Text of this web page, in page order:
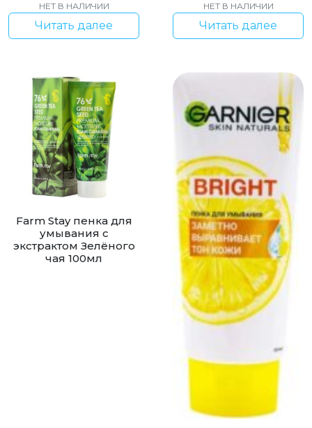
НЕТ В НАЛИЧИИ
Читать далее
НЕТ В НАЛИЧИИ
Читать далее
Farm Stay пенка для
умывания с
экстрактом Зелёного
чая 100мл